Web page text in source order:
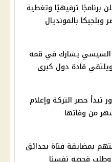
ترفيهيًا وتغطية
وبلجيكا بالمونديال
السيسي يشارك في قمة
قادة دول كبرى
تبدأ حصر التركة وإعلام
بمضايقة فتاة بحدائق